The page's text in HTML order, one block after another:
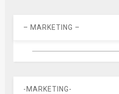
– MARKETING –
-MARKETING-